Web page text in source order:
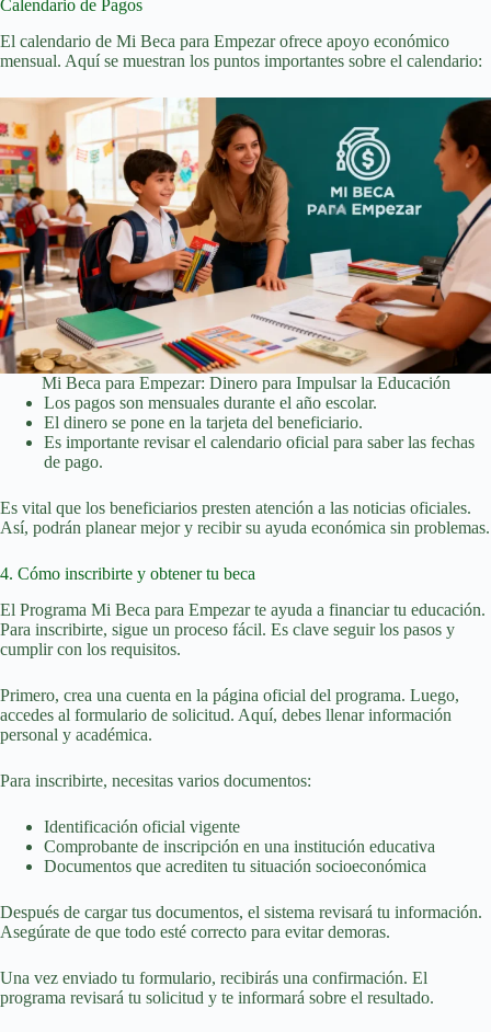
Calendario de Pagos
El calendario de Mi Beca para Empezar ofrece apoyo económico
mensual. Aquí se muestran los puntos importantes sobre el calendario:
Mi Beca para Empezar: Dinero para Impulsar la Educación
Los pagos son mensuales durante el año escolar.
El dinero se pone en la tarjeta del beneficiario.
Es importante revisar el calendario oficial para saber las fechas
de pago.
Es vital que los beneficiarios presten atención a las noticias oficiales.
Así, podrán planear mejor y recibir su ayuda económica sin problemas.
4. Cómo inscribirte y obtener tu beca
El Programa Mi Beca para Empezar te ayuda a financiar tu educación.
Para inscribirte, sigue un proceso fácil. Es clave seguir los pasos y
cumplir con los requisitos.
Primero, crea una cuenta en la página oficial del programa. Luego,
accedes al formulario de solicitud. Aquí, debes llenar información
personal y académica.
Para inscribirte, necesitas varios documentos:
Identificación oficial vigente
Comprobante de inscripción en una institución educativa
Documentos que acrediten tu situación socioeconómica
Después de cargar tus documentos, el sistema revisará tu información.
Asegúrate de que todo esté correcto para evitar demoras.
Una vez enviado tu formulario, recibirás una confirmación. El
programa revisará tu solicitud y te informará sobre el resultado.